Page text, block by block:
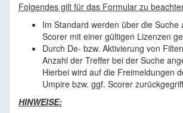
Folgendes gilt für das Formular zu
Im Standard werden über die Suche
Scorer mit einer gültigen Lizenzen
Durch De- bzw. Aktivierung von
Anzahl der Treffer bei der Suche
Hierbei wird auf die Freimeldungen
Umpire bzw. ggf. Scorer
HINWEISE: